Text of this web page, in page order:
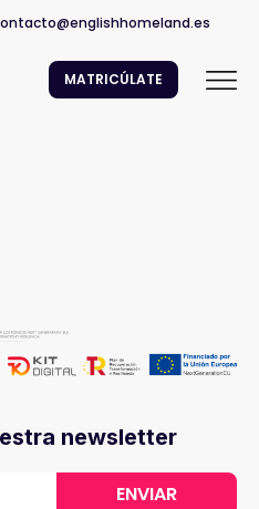
MATRICÚLATE
newsletter
ENVIAR